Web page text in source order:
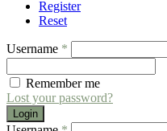
Register
Reset
Username *
Remember me
Lost your password?
Login